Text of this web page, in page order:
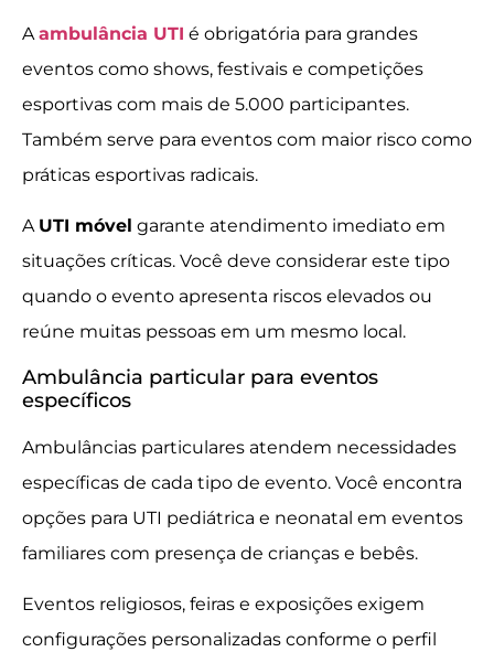
Aambulância UTI é obrigatória para grandes
eventos como shows, festivais e competições
esportivas com mais de 5.000 participantes.
Também serve para eventos com maior risco como
práticas esportivas radicais.
A UTI móvel garante atendimento imediato em
situações críticas. Você deve considerar este tipo
quando o evento apresenta riscos elevados ou
reúne muitas pessoas em um mesmo local.
Ambulância particular para eventos
específicos
Ambulâncias particulares atendem necessidades
específicas de cada tipo de evento. Você encontra
opções para UTI pediátrica e neonatal em eventos
familiares com presença de crianças e bebês.
Eventos religiosos, feiras e exposições exigem
configurações personalizadas conforme o perfil